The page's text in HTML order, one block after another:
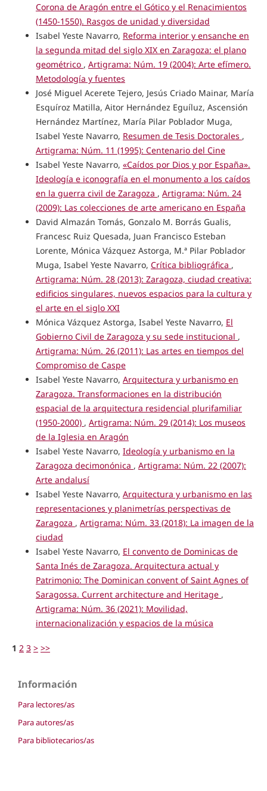
Corona de Aragón entre el Gótico y el Renacimientos
(1450-1550). Rasgos de unidad y diversidad
Isabel Yeste Navarro, Reforma interior y ensanche en
la segunda mitad del siglo XIX en Zaragoza: el plano
geométrico , Artigrama: Núm. 19 (2004): Arte efímero.
Metodología y fuentes
José Miguel Acerete Tejero, Jesús Criado Mainar, María
Esquíroz Matilla, Aitor Hernández Eguíluz, Ascensión
Hernández Martínez, María Pilar Poblador Muga,
Isabel Yeste Navarro, Resumen de Tesis Doctorales ,
Artigrama: Núm. 11 (1995): Centenario del Cine
Isabel Yeste Navarro, «Caídos por Dios y por España».
Ideología e iconografía en el monumento a los caídos
en la guerra civil de Zaragoza , Artigrama: Núm. 24
(2009): Las colecciones de arte americano en España
David Almazán Tomás, Gonzalo M. Borrás Gualis,
Francesc Ruiz Quesada, Juan Francisco Esteban
Lorente, Mónica Vázquez Astorga, M.ª Pilar Poblador
Muga, Isabel Yeste Navarro, Crítica bibliográfica ,
Artigrama: Núm. 28 (2013): Zaragoza, ciudad creativa:
edificios singulares, nuevos espacios para la cultura y
el arte en el siglo XXI
Mónica Vázquez Astorga, Isabel Yeste Navarro, El
Gobierno Civil de Zaragoza y su sede institucional ,
Artigrama: Núm. 26 (2011): Las artes en tiempos del
Compromiso de Caspe
Isabel Yeste Navarro, Arquitectura y urbanismo en
Zaragoza. Transformaciones en la distribución
espacial de la arquitectura residencial plurifamiliar
(1950-2000) , Artigrama: Núm. 29 (2014): Los museos
de la Iglesia en Aragón
Isabel Yeste Navarro, Ideología y urbanismo en la
Zaragoza decimonónica , Artigrama: Núm. 22 (2007):
Arte andalusí
Isabel Yeste Navarro, Arquitectura y urbanismo en las
representaciones y planimetrías perspectivas de
Zaragoza , Artigrama: Núm. 33 (2018): La imagen de la
ciudad
Isabel Yeste Navarro, El convento de Dominicas de
Santa Inés de Zaragoza. Arquitectura actual y
Patrimonio: The Dominican convent of Saint Agnes of
Saragossa. Current architecture and Heritage ,
Artigrama: Núm. 36 (2021): Movilidad,
internacionalización y espacios de la música
1 2 3 > >>
Información
Para lectores/as
Para autores/as
Para bibliotecarios/as